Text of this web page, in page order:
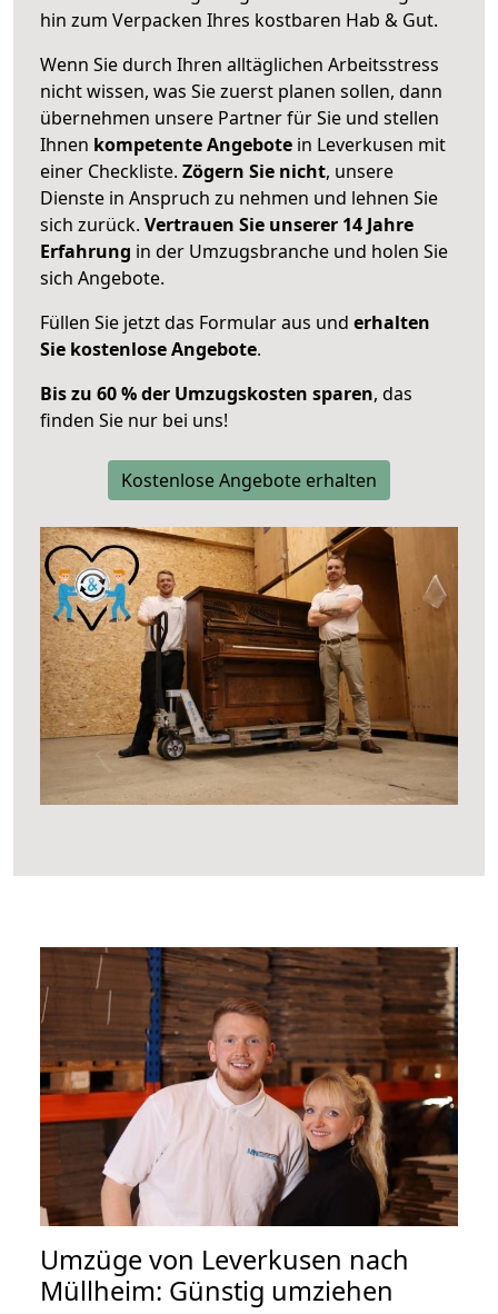
hin zum Verpacken Ihres kostbaren Hab & Gut.
Wenn Sie durch Ihren alltäglichen Arbeitsstress
nicht wissen, was Sie zuerst planen sollen, dann
übernehmen unsere Partner für Sie und stellen
Ihnen kompetente Angebote in Leverkusen mit
einer Checkliste. Zögern Sie nicht, unsere
Dienste in Anspruch zu nehmen und lehnen Sie
sich zurück. Vertrauen Sie unserer 14 Jahre
Erfahrung in der Umzugsbranche und holen Sie
sich Angebote.
Füllen Sie jetzt das Formular aus und erhalten
Sie kostenlose Angebote.
Bis zu 60 % der Umzugskosten sparen, das
finden Sie nur bei uns!
Kostenlose Angebote erhalten
Umzüge von Leverkusen nach
Müllheim: Günstig umziehen